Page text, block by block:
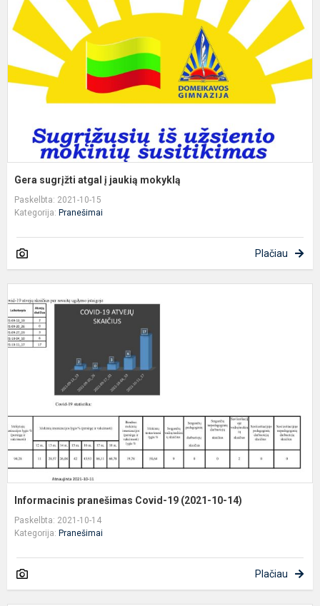
Gera sugrįžti atgal į jaukią mokyklą
Paskelbta: 2021-10-15
Kategorija: Pranešimai
Plačiau
Informacinis pranešimas Covid-19 (2021-10-14)
Paskelbta: 2021-10-14
Kategorija: Pranešimai
Plačiau